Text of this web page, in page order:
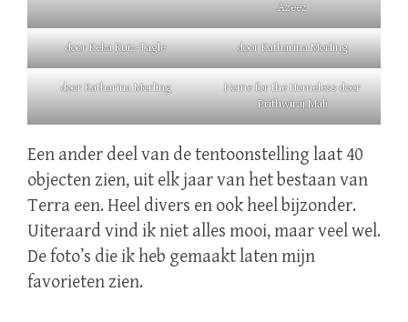
Azeez
door Keka Ruiz-Tagle door Katharina Morling
door Katharina Morling
Home for the Homeless door
Prithwiraj Mali
Een ander deel van de tentoonstelling laat 40
objecten zien, uit elk jaar van het bestaan van
Terra een. Heel divers en ook heel bijzonder.
Uiteraard vind ik niet alles mooi, maar veel wel.
De foto’s die ik heb gemaakt laten mijn
favorieten zien.